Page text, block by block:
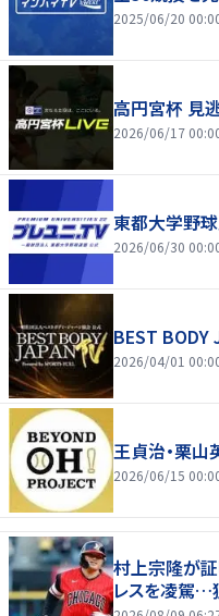
2025/06/20
高円宮杯 見
2026/06/17
東都大学野
2026/06/30
BEST BODY
2026/04/01
王貞治・栗山
2026/06/15
村上宗隆が
レスを凌駕…